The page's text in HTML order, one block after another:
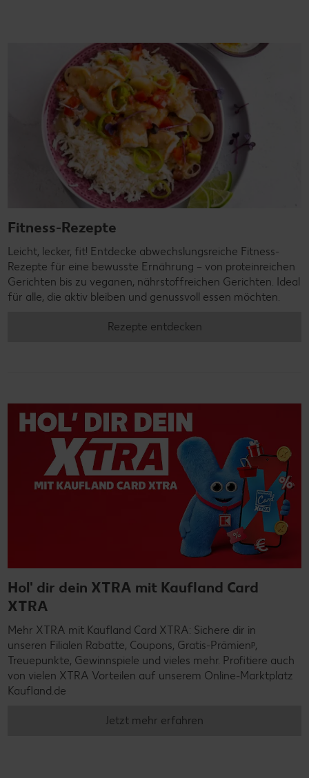
Fitness-Rezepte
Leicht, lecker, fit! Entdecke abwechslungsreiche Fitness-
Rezepte für eine bewusste Ernährung – von proteinreichen
Gerichten bis zu veganen, nährstoffreichen Gerichten. Ideal
für alle, die aktiv bleiben und genussvoll essen möchten.
Rezepte entdecken
Hol' dir dein XTRA mit Kaufland Card
XTRA
Mehr XTRA mit Kaufland Card XTRA: Sichere dir in
unseren Filialen Rabatte, Coupons, Gratis-Prämienᵖ,
Treuepunkte, Gewinnspiele und vieles mehr. Profitiere auch
von vielen XTRA Vorteilen auf unserem Online-Marktplatz
Kaufland.de
Jetzt mehr erfahren